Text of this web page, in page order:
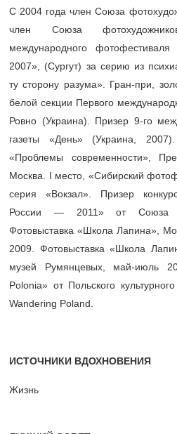
С 2004 года член Союза
член Союза
международного
2007», (Сургут) за серию из
ту сторону разума». Гран-при,
белой секции Первого
Ровно (Украина). Призер 9-го
газеты «День» (Украина,
«Проблемы современности»,
Москва. I место, «Сибирский
серия «Вокзал». Призер
России — 2011» от Союза
Фотовыставка «Школа Лапина»,
2009. Фотовыставка «Школа
музей Румянцевых, май-июль
Polonia» от Польского
Wandering Poland.
ИСТОЧНИКИ ВДОХНОВЕНИЯ
Жизнь